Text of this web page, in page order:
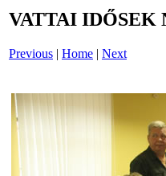
VATTAI IDŐSEK
Previous | Home | Next